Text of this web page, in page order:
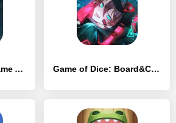
Nemesis - Board Game App - [MOD Бесконечные деньги] Game of Dice: Board&Card&Anime - [MOD Много монет]